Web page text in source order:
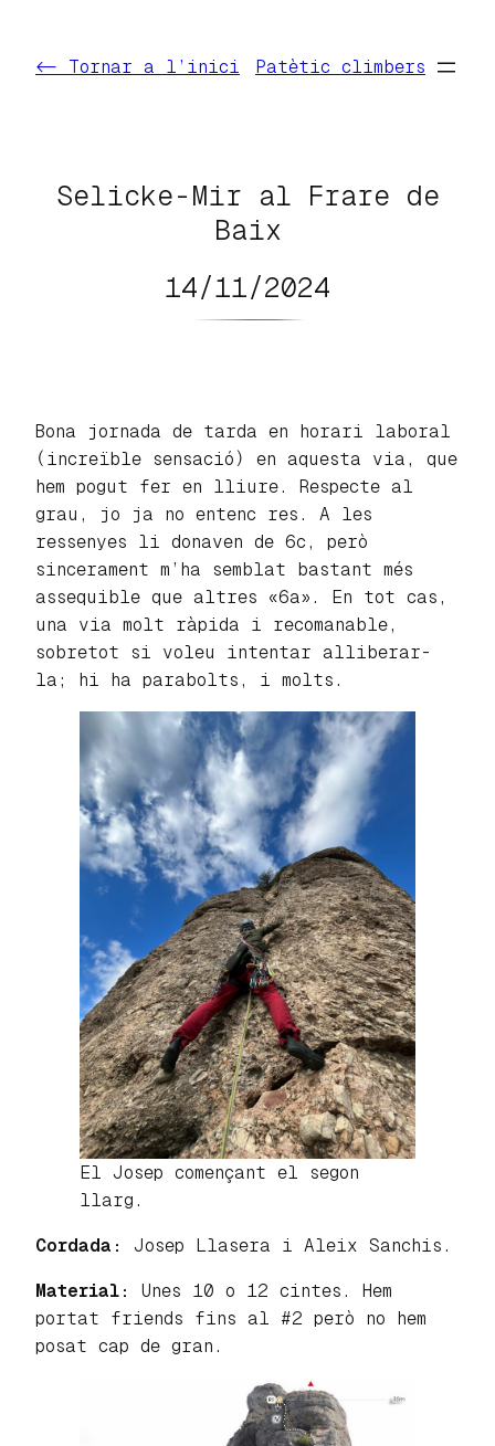
contingut
<- Tornar a l’inici Patètic climbers
Selicke-Mir al Frare de
Baix
14/11/2024
Bona jornada de tarda en horari laboral
(increïble sensació) en aquesta via, que
hem pogut fer en lliure. Respecte al
grau, jo ja no entenc res. A les
ressenyes li donaven de 6c, però
sincerament m’ha semblat bastant més
assequible que altres «6a». En tot cas,
una via molt ràpida i recomanable,
sobretot si voleu intentar alliberar-
la; hi ha parabolts, i molts.
El Josep començant el segon
llarg.
Cordada: Josep Llasera i Aleix Sanchis.
Material: Unes 10 o 12 cintes. Hem
portat friends fins al #2 però no hem
posat cap de gran.